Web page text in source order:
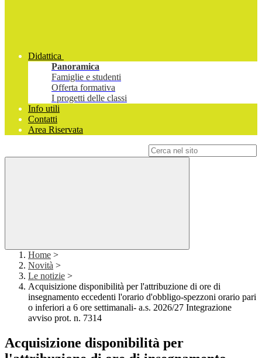
Didattica
Panoramica
Famiglie e studenti
Offerta formativa
I progetti delle classi
Info utili
Contatti
Area Riservata
Home >
Novità >
Le notizie >
Acquisizione disponibilità per l'attribuzione di ore di
insegnamento eccedenti l'orario d'obbligo-spezzoni orario pari
o inferiori a 6 ore settimanali- a.s. 2026/27 Integrazione
avviso prot. n. 7314
Acquisizione disponibilità per